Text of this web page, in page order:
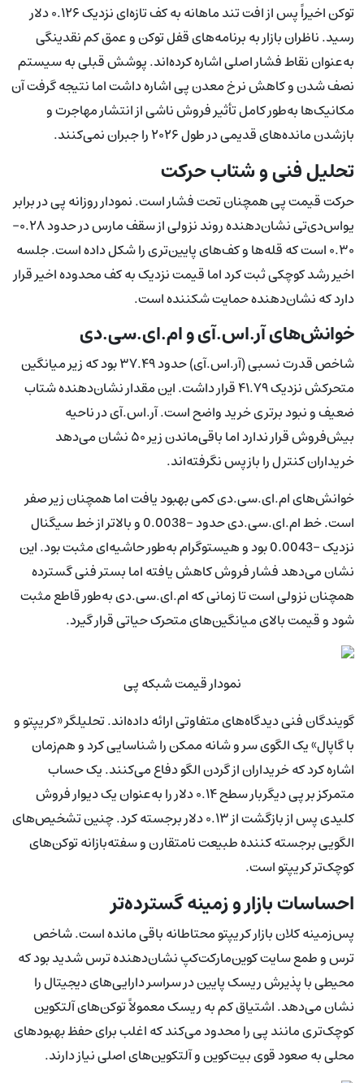
توکن اخیراً پس از افت تند ماهانه به کف تازه‌ای نزدیک ۰.۱۲۶ دلار
رسید. ناظران بازار به برنامه‌های قفل توکن و عمق کم نقدینگی
به‌عنوان نقاط فشار اصلی اشاره کرده‌اند. پوشش قبلی به سیستم
نصف شدن و کاهش نرخ معدن پی اشاره داشت اما نتیجه گرفت آن
مکانیک‌ها به‌طور کامل تأثیر فروش ناشی از انتشار مهاجرت و
بازشدن مانده‌های قدیمی در طول ۲۰۲۶ را جبران نمی‌کنند.
تحلیل فنی و شتاب حرکت
حرکت قیمت پی همچنان تحت فشار است. نمودار روزانه پی در برابر
یو‌اس‌دی‌تی نشان‌دهنده روند نزولی از سقف مارس در حدود ۰.۲۸–
۰.۳۰ است که قله‌ها و کف‌های پایین‌تری را شکل داده است. جلسه
اخیر رشد کوچکی ثبت کرد اما قیمت نزدیک به کف محدوده اخیر قرار
دارد که نشان‌دهنده حمایت شکننده است.
خوانش‌های آر.اس.آی و ام.ای.سی.دی
شاخص قدرت نسبی (آر.اس.آی) حدود ۳۷.۴۹ بود که زیر میانگین
متحرکش نزدیک ۴۱.۷۹ قرار داشت. این مقدار نشان‌دهنده شتاب
ضعیف و نبود برتری خرید واضح است. آر.اس.آی در ناحیه
بیش‌فروش قرار ندارد اما باقی‌ماندن زیر ۵۰ نشان می‌دهد
خریداران کنترل را بازپس نگرفته‌اند.
خوانش‌های ام.ای.سی.دی کمی بهبود یافت اما همچنان زیر صفر
است. خط ام.ای.سی.دی حدود -0.0038 و بالاتر از خط سیگنال
نزدیک -0.0043 بود و هیستوگرام به‌طور حاشیه‌ای مثبت بود. این
نشان می‌دهد فشار فروش کاهش یافته اما بستر فنی گسترده
همچنان نزولی است تا زمانی که ام.ای.سی.دی به‌طور قاطع مثبت
شود و قیمت بالای میانگین‌های متحرک حیاتی قرار گیرد.
نمودار قیمت شبکه پی
گویندگان فنی دیدگاه‌های متفاوتی ارائه داده‌اند. تحلیلگر «کریپتو و
با گاپال» یک الگوی سر و شانه ممکن را شناسایی کرد و هم‌زمان
اشاره کرد که خریداران از گردن الگو دفاع می‌کنند. یک حساب
متمرکز بر پی دیگربار سطح ۰.۱۴ دلار را به‌عنوان یک دیوار فروش
کلیدی پس از بازگشت از ۰.۱۳ دلار برجسته کرد. چنین تشخیص‌های
الگویی برجسته کننده طبیعت نامتقارن و سفته‌بازانه توکن‌های
کوچک‌تر کریپتو است.
احساسات بازار و زمینه گسترده‌تر
پس‌زمینه کلان بازار کریپتو محتاطانه باقی مانده است. شاخص
ترس و طمع سایت کوین‌مارکت‌کپ نشان‌دهنده ترس شدید بود که
محیطی با پذیرش ریسک پایین در سراسر دارایی‌های دیجیتال را
نشان می‌دهد. اشتیاق کم به ریسک معمولاً توکن‌های آلتکوین
کوچک‌تری مانند پی را محدود می‌کند که اغلب برای حفظ بهبودهای
محلی به صعود قوی بیت‌کوین و آلتکوین‌های اصلی نیاز دارند.